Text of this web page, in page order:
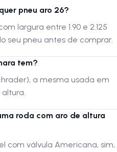
indicado. Evite o uso de
pneu gradualmente, garantindo
e sem dobras.
por guinchos para
pneu aro 26?
largura entre 1.90 e 2.125
seu pneu antes de comprar.
tem?
a mesma usada em
roda com aro de altura
com válvula Americana, sim,